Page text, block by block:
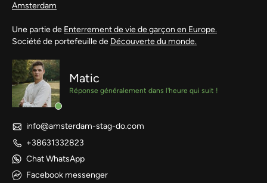
Amsterdam
Une partie de Enterrement de vie de garçon en Europe.
Société de portefeuille de Découverte du monde.
Matic
Réponse généralement dans l'heure qui suit !
info@amsterdam-stag-do.com
+38631332823
Chat WhatsApp
Facebook messenger